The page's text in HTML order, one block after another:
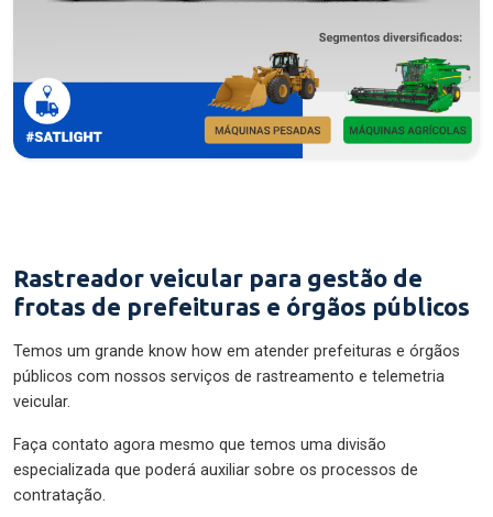
Rastreador veicular para gestão de
frotas de prefeituras e órgãos públicos
Temos um grande know how em atender prefeituras e órgãos
públicos com nossos serviços de rastreamento e telemetria
veicular.
Faça contato agora mesmo que temos uma divisão
especializada que poderá auxiliar sobre os processos de
contratação.